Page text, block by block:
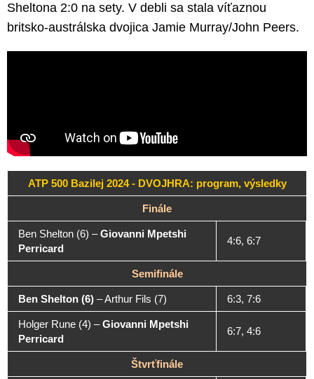
Sheltona 2:0 na sety. V debli sa stala víťaznou
britsko-austrálska dvojica Jamie Murray/John Peers.
ATP 500 Bazilej 2024 - DVOJHRA: program, výsledky
Finále
Ben Shelton (6) –Giovanni Mpetshi
Perricard
4:6, 6:7
Semifinále
Ben Shelton (6) –Arthur Fils (7) 6:3, 7:6
Holger Rune (4) –Giovanni Mpetshi
Perricard
6:7, 4:6
Štvrťfinále